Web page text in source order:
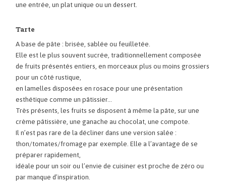
une entrée, un plat unique ou un dessert.
Tarte
A base de pâte : brisée, sablée ou feuilletée.
Elle est le plus souvent sucrée, traditionnellement composée
de fruits présentés entiers, en morceaux plus ou moins grossiers
pour un côté rustique,
en lamelles disposées en rosace pour une présentation
esthétique comme un pâtissier…
Très présents, les fruits se disposent à même la pâte, sur une
crème pâtissière, une ganache au chocolat, une compote.
Il n’est pas rare de la décliner dans une version salée :
thon/tomates/fromage par exemple. Elle a l’avantage de se
préparer rapidement,
idéale pour un soir ou l’envie de cuisiner est proche de zéro ou
par manque d’inspiration.